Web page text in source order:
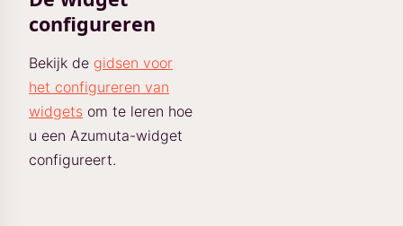
configureren
Bekijk de gidsen voor
het configureren van
widgets om te leren hoe
u een Azumuta-widget
configureert.